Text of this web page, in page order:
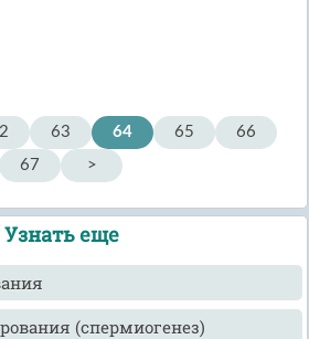
63 64 65
66
67
>
Узнать еще
(спермиогенез)